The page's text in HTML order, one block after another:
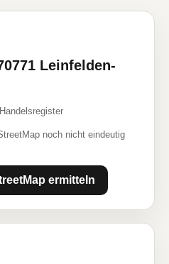
Leinfelden-
noch nicht eindeutig
ermitteln